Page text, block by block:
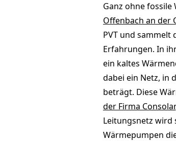
Ganz ohne
Offenbach an der
PVT und sammelt
Erfahrungen. In
ein kaltes
dabei ein Netz, in
beträgt. Diese
der Firma Conso­lar
Leitungsnetz wird
Wärmepumpen